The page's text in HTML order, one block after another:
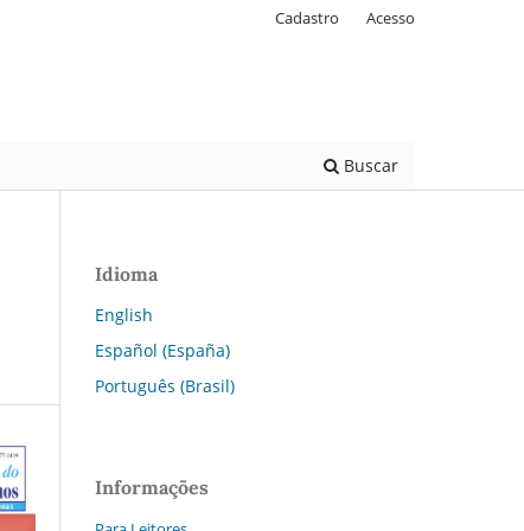
Buscar
Cadastro Acesso
Idioma
English
Español (España)
Português (Brasil)
Informações